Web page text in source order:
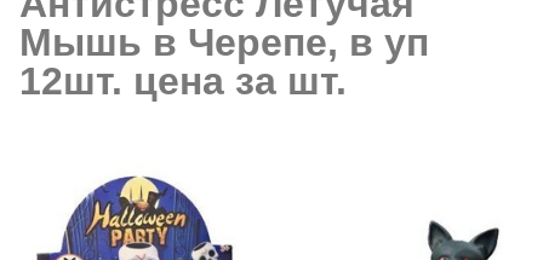
Мышь в Черепе, в уп
12шт. цена за шт.